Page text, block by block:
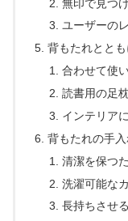
無印で見つ
ユーザーの
背もたれとと
合わせて使
読書用の足
インテリア
背もたれの手
清潔を保つ
洗濯可能な
長持ちさせ